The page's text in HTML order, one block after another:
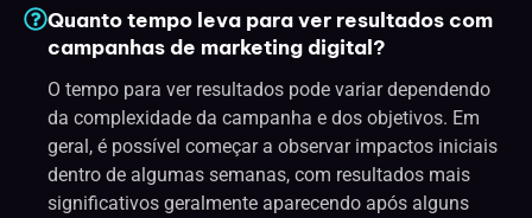
Quanto tempo leva para ver resultados com
campanhas de marketing digital?
O tempo para ver resultados pode variar dependendo
da complexidade da campanha e dos objetivos. Em
geral, é possível começar a observar impactos iniciais
dentro de algumas semanas, com resultados mais
significativos geralmente aparecendo após alguns